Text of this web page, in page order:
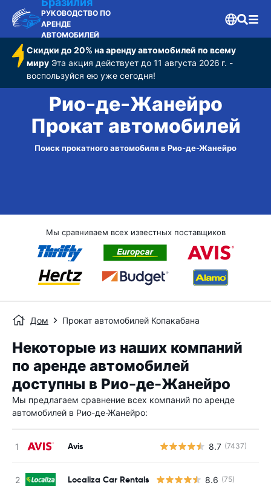
РУКОВОДСТВО ПО
АРЕНДЕ
АВТОМОБИЛЕЙ
Скидки до 20% на аренду автомобилей по всему
мируЭта акция действует до 11 августа 2026 г. -
воспользуйся ею уже сегодня!
Рио-де-Жанейро
Прокат автомобилей
Поиск прокатного автомобиля в Рио-де-Жанейро
Мы сравниваем всех известных поставщиков
Дом Прокат автомобилей Копакабана
Некоторые из наших компаний
по аренде автомобилей
доступны в Рио-де-Жанейро
Мы предлагаем сравнение всех компаний по аренде
автомобилей в Рио-де-Жанейро:
Avis 8.7 (7437)
Localiza Car Rentals 8.6 (75)